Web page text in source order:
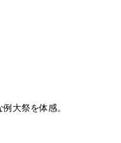
大祭を体感。